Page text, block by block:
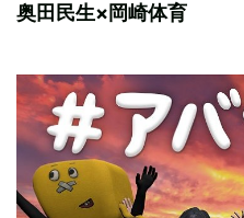
奥田民生×岡崎体育